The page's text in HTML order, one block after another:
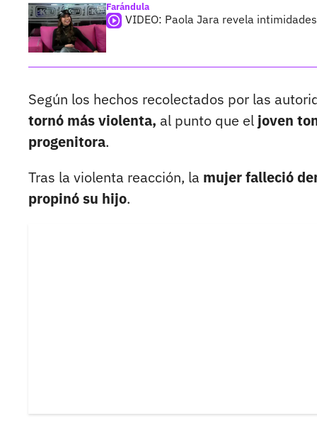
Farándula
VIDEO: Paola Jara revela
Según los hechos recolectados por las
tornó más violenta, al punto que el joven
progenitora.
Tras la violenta reacción, la mujer falleció
propinó su hijo.